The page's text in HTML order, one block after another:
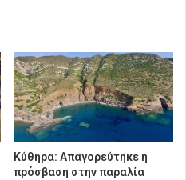
Κύθηρα: Απαγορεύτηκε η
πρόσβαση στην παραλία